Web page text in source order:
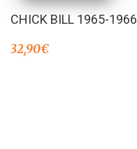
CHICK BILL 1965-1966
32,90€